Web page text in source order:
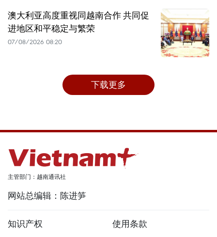
澳大利亚高度重视同越南合作 共同促
进地区和平稳定与繁荣
07/08/2026 08:20
下载更多
主管部门：越南通讯社
网站总编辑：陈进笋
知识产权
使用条款